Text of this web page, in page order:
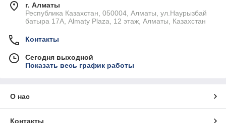
г. Алматы
Республика Казахстан, 050004, Алматы, ул.Наурызбай
батыра 17А, Almaty Plaza, 12 этаж, Алматы, Казахстан
Контакты
Сегодня выходной
Показать весь график работы
О нас
Контакты